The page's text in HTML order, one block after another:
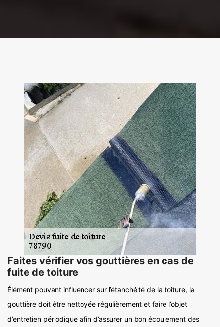
Faites vérifier vos gouttières en cas de
fuite de toiture
Élément pouvant influencer sur l’étanchéité de la toiture, la
gouttière doit être nettoyée régulièrement et faire l’objet
d’entretien périodique afin d’assurer un bon écoulement des